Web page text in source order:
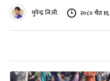
भुपेन्द्र जि.सी. २०८० चैत